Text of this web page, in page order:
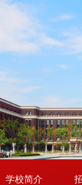
学校简介